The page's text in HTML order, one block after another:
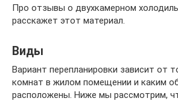
Про отзывы о двухкамерном
расскажет этот материал.
Виды
Вариант перепланировки зависит от
комнат в жилом помещении и каким
расположены. Ниже мы рассмотрим,